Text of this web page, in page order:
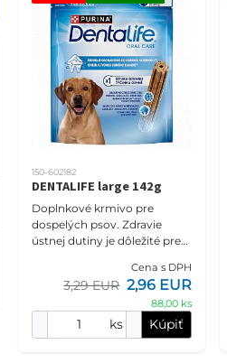
150-602182
DENTALIFE large 142g
Doplnkové krmivo pre
dospelých psov. Zdravie
ústnej dutiny je dôležité pre
vedecky dokázané, že
podávaním jednej chutne
Cena s DPH
3,29 EUR 2,96 EUR
88,00 ks
ks Kúpiť